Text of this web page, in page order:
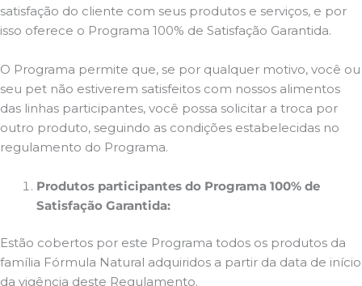
satisfação do cliente com seus produtos e serviços, e por
isso oferece o Programa 100% de Satisfação Garantida.
O Programa permite que, se por qualquer motivo, você ou
seu pet não estiverem satisfeitos com nossos alimentos
das linhas participantes, você possa solicitar a troca por
outro produto, seguindo as condições estabelecidas no
regulamento do Programa.
Produtos participantes do Programa 100% de
Satisfação Garantida:
Estão cobertos por este Programa todos os produtos da
família Fórmula Natural adquiridos a partir da data de início
da vigência deste Regulamento.